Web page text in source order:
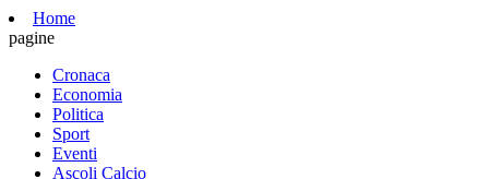
Home
pagine
Cronaca
Economia
Politica
Sport
Eventi
Ascoli Calcio